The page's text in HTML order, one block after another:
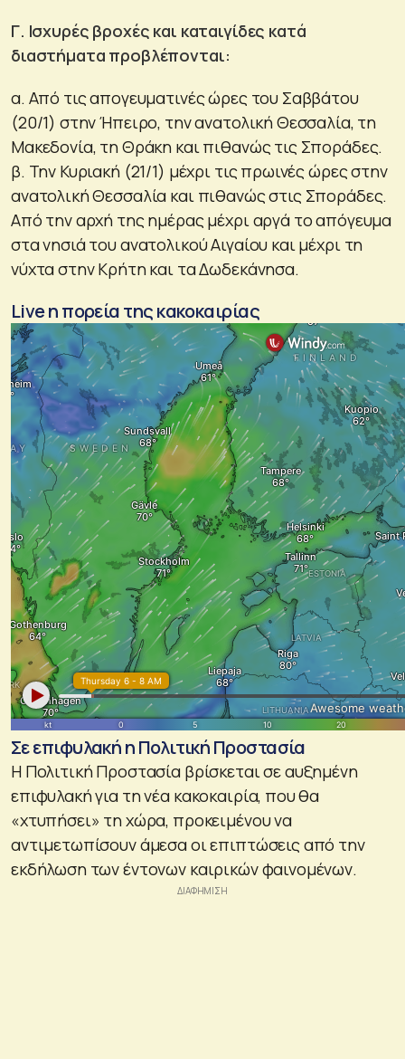
Γ. Ισχυρές βροχές και καταιγίδες κατά
διαστήματα προβλέπονται:
α. Από τις απογευματινές ώρες του Σαββάτου
(20/1) στην Ήπειρο, την ανατολική Θεσσαλία, τη
Μακεδονία, τη Θράκη και πιθανώς τις Σποράδες.
β. Την Κυριακή (21/1) μέχρι τις πρωινές ώρες στην
ανατολική Θεσσαλία και πιθανώς στις Σποράδες.
Από την αρχή της ημέρας μέχρι αργά το απόγευμα
στα νησιά του ανατολικού Αιγαίου και μέχρι τη
νύχτα στην Κρήτη και τα Δωδεκάνησα.
Live η πορεία της κακοκαιρίας
Σε επιφυλακή η Πολιτική Προστασία
Η Πολιτική Προστασία βρίσκεται σε αυξημένη
επιφυλακή για τη νέα κακοκαιρία, που θα
«χτυπήσει» τη χώρα, προκειμένου να
αντιμετωπίσουν άμεσα οι επιπτώσεις από την
εκδήλωση των έντονων καιρικών φαινομένων.